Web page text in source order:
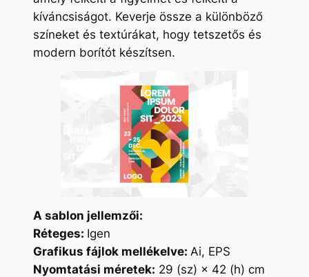
kíváncsiságot. Keverje össze a különböző
színeket és textúrákat, hogy tetszetős és
modern borítót készítsen.
A sablon jellemzői:
Réteges: Igen
Grafikus fájlok mellékelve: Ai, EPS
Nyomtatási méretek: 29 (sz) × 42 (h) cm